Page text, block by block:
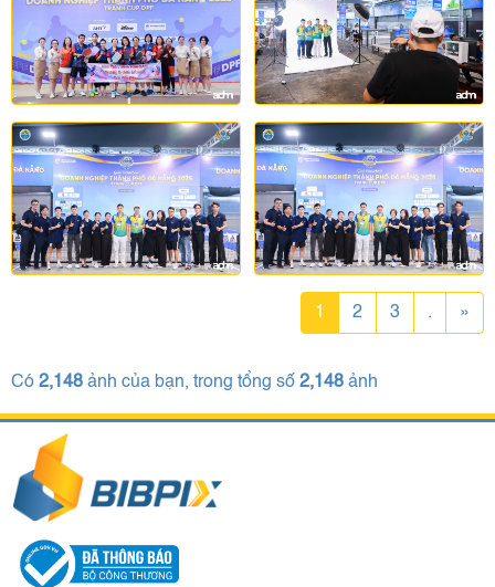
1 2 3 . »
Có 2,148 ảnh của bạn, trong tổng số 2,148 ảnh